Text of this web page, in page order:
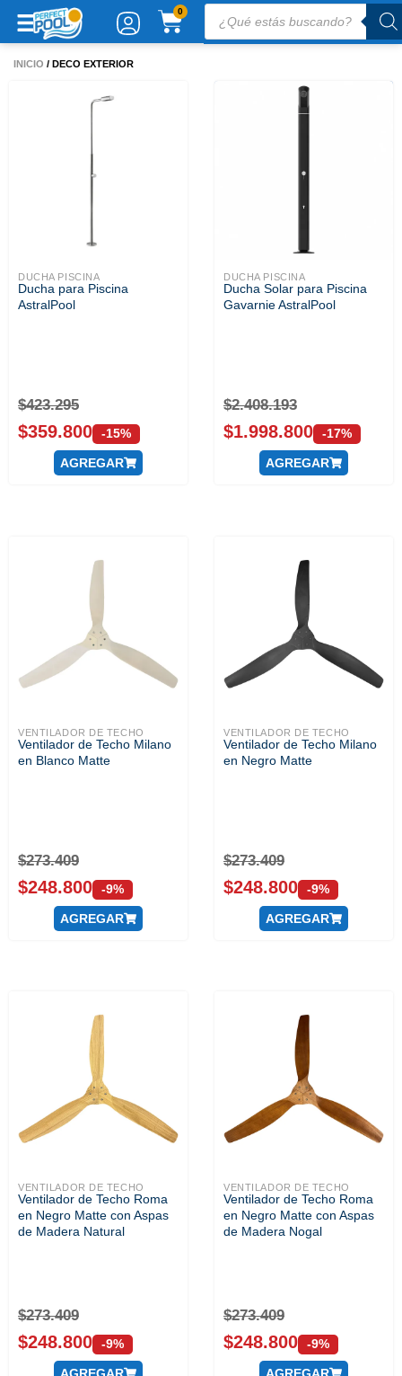
0
CARRITO
productos
INICIO / DECO EXTERIOR
DUCHA PISCINA
Ducha para Piscina
AstralPool
$423.295
$359.800 -15%
AGREGAR
DUCHA PISCINA
Ducha Solar para Piscina
Gavarnie AstralPool
$2.408.193
$1.998.800 -17%
AGREGAR
VENTILADOR DE TECHO
Ventilador de Techo Milano
en Blanco Matte
$273.409
$248.800 -9%
AGREGAR
VENTILADOR DE TECHO
Ventilador de Techo Milano
en Negro Matte
$273.409
$248.800 -9%
AGREGAR
VENTILADOR DE TECHO
Ventilador de Techo Roma
en Negro Matte con Aspas
de Madera Natural
$273.409
$248.800 -9%
VENTILADOR DE TECHO
Ventilador de Techo Roma
en Negro Matte con Aspas
de Madera Nogal
$273.409
$248.800 -9%